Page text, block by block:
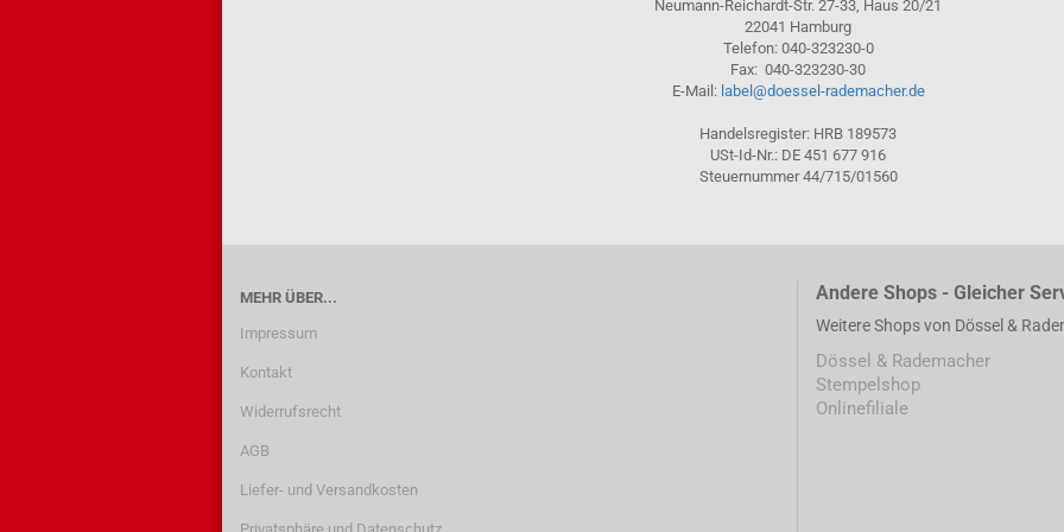
Neumann-Reichardt-Str. 27-33, Haus 20/21
22041 Hamburg
Telefon: 040-323230-0
Fax: 040-323230-30
E-Mail: label@doessel-rademacher.de
Handelsregister: HRB 189573
USt-Id-Nr.: DE 451 677 916
Steuernummer 44/715/01560
MEHR ÜBER...
Impressum
Kontakt
Widerrufsrecht
AGB
Liefer- und Versandkosten
Andere Shops - Gleicher
Weitere Shops von Dössel &
Dössel & Rademacher
Stempelshop
Onlinefiliale